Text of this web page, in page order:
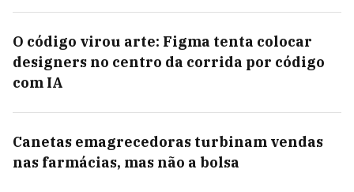
O código virou arte: Figma tenta colocar
designers no centro da corrida por código
com IA
Canetas emagrecedoras turbinam vendas
nas farmácias, mas não a bolsa